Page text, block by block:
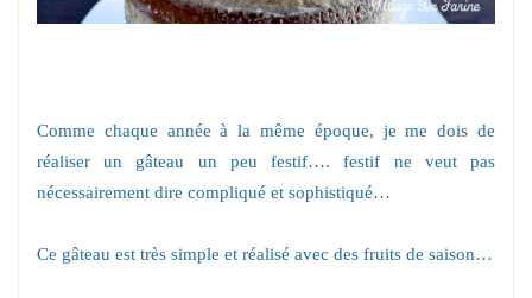
Comme chaque année à la même époque, je me dois de
réaliser un gâteau un peu festif…. festif ne veut pas
nécessairement dire compliqué et sophistiqué…
Ce gâteau est très simple et réalisé avec des fruits de saison…